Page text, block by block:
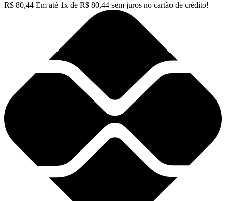
R$ 80,44 Em até 1x de R$ 80,44 sem juros no cartão de crédito!